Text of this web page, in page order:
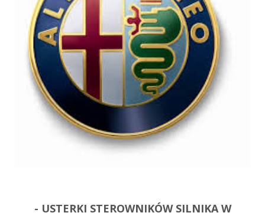
- USTERKI STEROWNIKÓW SILNIKA W